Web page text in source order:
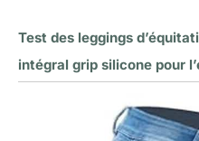
Test des leggings
intégral grip silicone pour